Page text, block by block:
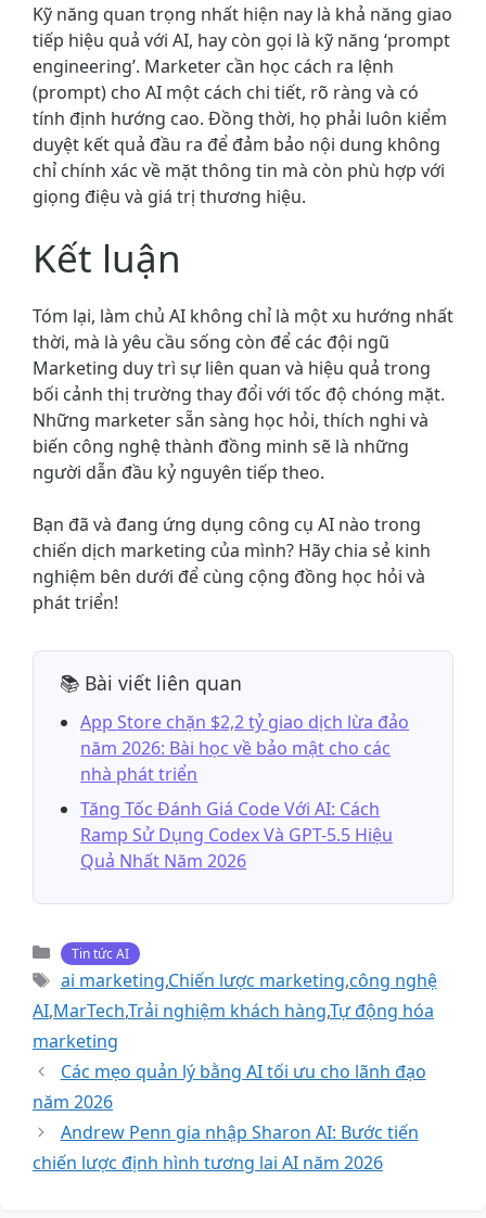
Kỹ năng quan trọng nhất hiện nay là khả năng giao
tiếp hiệu quả với AI, hay còn gọi là kỹ năng ‘prompt
engineering’. Marketer cần học cách ra lệnh
(prompt) cho AI một cách chi tiết, rõ ràng và có
tính định hướng cao. Đồng thời, họ phải luôn kiểm
duyệt kết quả đầu ra để đảm bảo nội dung không
chỉ chính xác về mặt thông tin mà còn phù hợp với
giọng điệu và giá trị thương hiệu.
Kết luận
Tóm lại, làm chủ AI không chỉ là một xu hướng nhất
thời, mà là yêu cầu sống còn để các đội ngũ
Marketing duy trì sự liên quan và hiệu quả trong
bối cảnh thị trường thay đổi với tốc độ chóng mặt.
Những marketer sẵn sàng học hỏi, thích nghi và
biến công nghệ thành đồng minh sẽ là những
người dẫn đầu kỷ nguyên tiếp theo.
Bạn đã và đang ứng dụng công cụ AI nào trong
chiến dịch marketing của mình? Hãy chia sẻ kinh
nghiệm bên dưới để cùng cộng đồng học hỏi và
phát triển!
📚 Bài viết liên quan
App Store chặn $2,2 tỷ giao dịch lừa đảo
năm 2026: Bài học về bảo mật cho các
nhà phát triển
Tăng Tốc Đánh Giá Code Với AI: Cách
Ramp Sử Dụng Codex Và GPT-5.5 Hiệu
Quả Nhất Năm 2026
Danh
mục
Tin tức AI
Thẻ
ai marketing,Chiến lược marketing,công nghệ
AI,MarTech,Trải nghiệm khách hàng,Tự động hóa
marketing
Các mẹo quản lý bằng AI tối ưu cho lãnh đạo
năm 2026
Andrew Penn gia nhập Sharon AI: Bước tiến
chiến lược định hình tương lai AI năm 2026